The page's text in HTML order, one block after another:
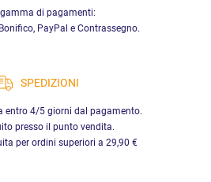
di pagamenti:
PayPal e Contrassegno.
SPEDIZIONI
entro 4/5 giorni dal pagamento.
presso il punto vendita.
per ordini superiori a 29,90 €